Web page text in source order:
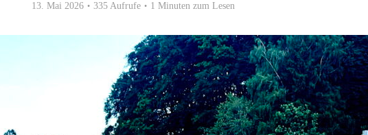
13. Mai 2026 335 Aufrufe 1 Minuten zum Lesen